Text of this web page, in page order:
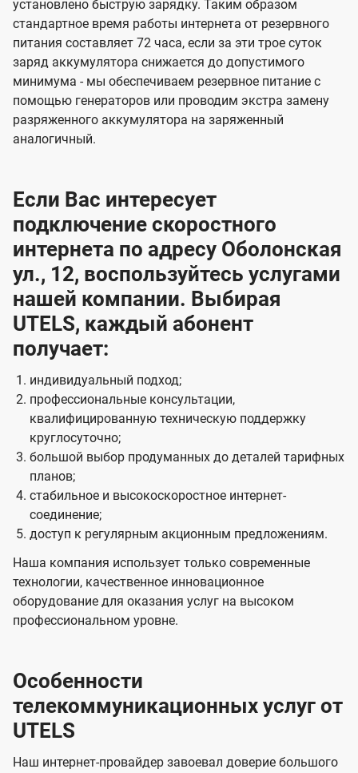
установлено быструю зарядку. Таким образом
стандартное время работы интернета от резервного
питания составляет 72 часа, если за эти трое суток
заряд аккумулятора снижается до допустимого
минимума - мы обеспечиваем резервное питание с
помощью генераторов или проводим экстра замену
разряженного аккумулятора на заряженный
аналогичный.
Если Вас интересует
подключение скоростного
интернета по адресу Оболонская
ул., 12, воспользуйтесь услугами
нашей компании. Выбирая
UTELS, каждый абонент
получает:
индивидуальный подход;
профессиональные консультации,
квалифицированную техническую поддержку
круглосуточно;
большой выбор продуманных до деталей тарифных
планов;
стабильное и высокоскоростное интернет-
соединение;
доступ к регулярным акционным предложениям.
Наша компания использует только современные
технологии, качественное инновационное
оборудование для оказания услуг на высоком
профессиональном уровне.
Особенности
телекоммуникационных услуг от
UTELS
Наш интернет-провайдер завоевал доверие большого